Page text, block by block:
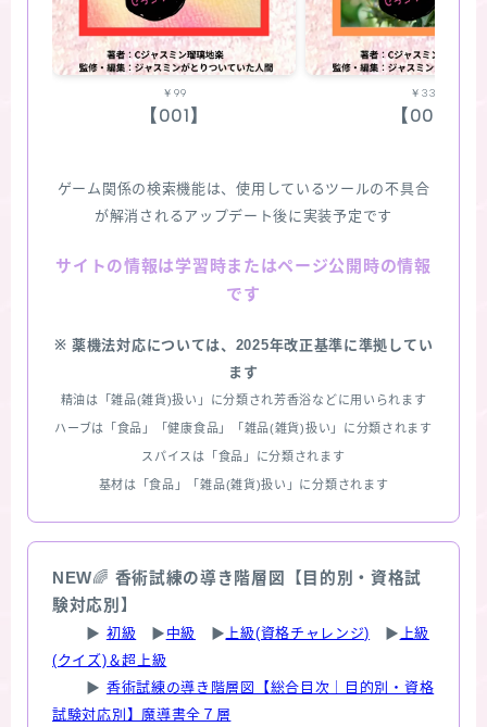
￥99
【001】
￥330
【002】
ゲーム関係の検索機能は、使用しているツールの不具合
が解消されるアップデート後に実装予定です
サイトの情報は学習時またはページ公開時の情報
です
※ 薬機法対応については、2025年改正基準に準拠してい
ます
精油は「雑品(雑貨)扱い」に分類され芳香浴などに用いられます
ハーブは「食品」「健康食品」「雑品(雑貨)扱い」に分類されます
スパイスは「食品」に分類されます
基材は「食品」「雑品(雑貨)扱い」に分類されます
NEW🌈 香術試練の導き階層図【目的別・資格試
験対応別】
▶ 初級 ▶ 中級 ▶ 上級(資格チャレンジ) ▶ 上級
(クイズ)＆超上級
▶ 香術試練の導き階層図【総合目次｜目的別・資格
試験対応別】魔導書全７層